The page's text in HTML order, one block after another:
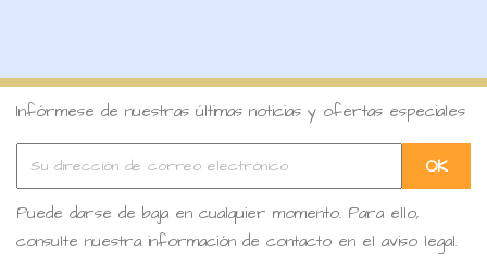
Infórmese de nuestras últimas noticias y ofertas especiales
Puede darse de baja en cualquier momento. Para ello,
consulte nuestra información de contacto en el aviso legal.